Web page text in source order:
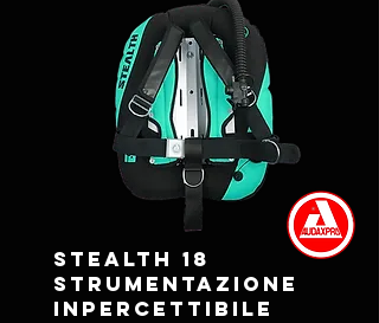
STEALTH 18
Strumentazione
inpercettibile